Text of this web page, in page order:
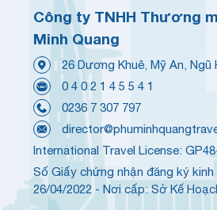
Công ty TNHH Thương
Minh Quang
26 Dương Khuê, Mỹ An,
0 4 0 2 1 4 5 5 4 1
0236 7 307 797
International Travel License:
Số Giấy chứng nhận đăng ký
26/04/2022 - Nơi cấp: Sở Kế